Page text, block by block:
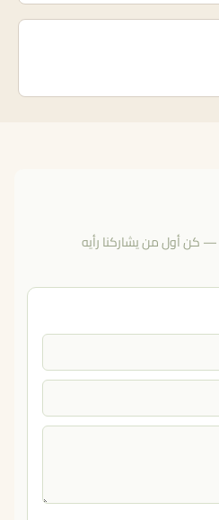
— كن أول من يشاركنا رأيه